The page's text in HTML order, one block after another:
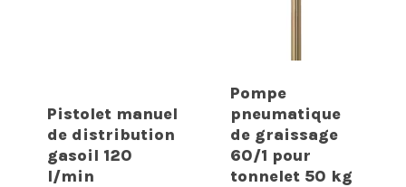
Pistolet manuel
de distribution
gasoil 120
l/min
Pompe
pneumatique
de graissage
60/1 pour
tonnelet 50 kg